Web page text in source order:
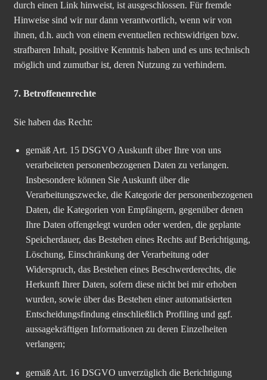
durch einen Link hinweist, ist ausgeschlossen. Für fremde
Hinweise sind wir nur dann verantwortlich, wenn wir von
ihnen, d.h. auch von einem eventuellen rechtswidrigen bzw.
strafbaren Inhalt, positive Kenntnis haben und es uns technisch
möglich und zumutbar ist, deren Nutzung zu verhindern.
7. Betroffenenrechte
Sie haben das Recht:
gemäß Art. 15 DSGVO Auskunft über Ihre von uns
verarbeiteten personenbezogenen Daten zu verlangen.
Insbesondere können Sie Auskunft über die
Verarbeitungszwecke, die Kategorie der personenbezogenen
Daten, die Kategorien von Empfängern, gegenüber denen
Ihre Daten offengelegt wurden oder werden, die geplante
Speicherdauer, das Bestehen eines Rechts auf Berichtigung,
Löschung, Einschränkung der Verarbeitung oder
Widerspruch, das Bestehen eines Beschwerderechts, die
Herkunft Ihrer Daten, sofern diese nicht bei mir erhoben
wurden, sowie über das Bestehen einer automatisierten
Entscheidungsfindung einschließlich Profiling und ggf.
aussagekräftigen Informationen zu deren Einzelheiten
verlangen;
gemäß Art. 16 DSGVO unverzüglich die Berichtigung